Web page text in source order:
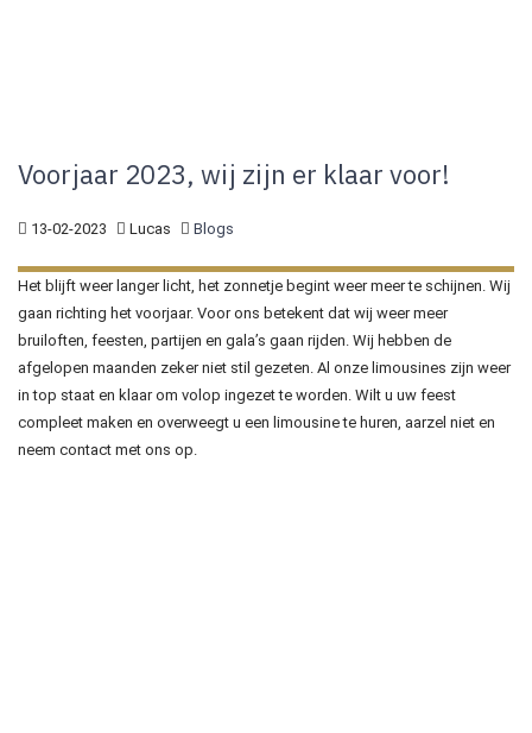
Voorjaar 2023, wij zijn er klaar voor!
13-02-2023 Lucas Blogs
Het blijft weer langer licht, het zonnetje begint weer meer te schijnen. Wij
gaan richting het voorjaar. Voor ons betekent dat wij weer meer
bruiloften, feesten, partijen en gala’s gaan rijden. Wij hebben de
afgelopen maanden zeker niet stil gezeten. Al onze limousines zijn weer
in top staat en klaar om volop ingezet te worden. Wilt u uw feest
compleet maken en overweegt u een limousine te huren, aarzel niet en
neem contact met ons op.